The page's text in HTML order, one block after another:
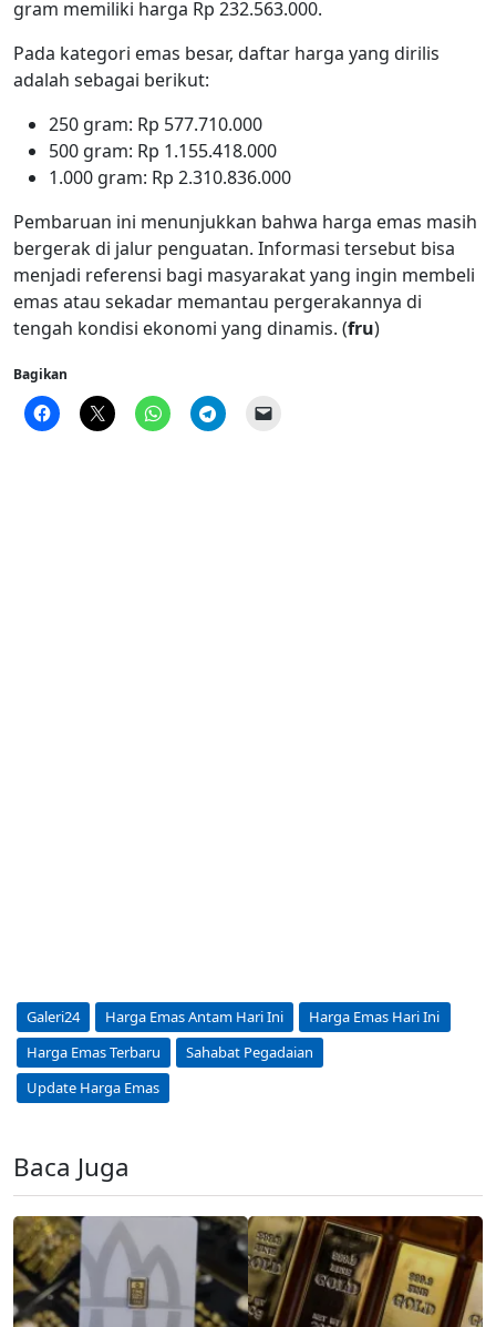
gram memiliki harga Rp 232.563.000.
Pada kategori emas besar, daftar harga yang dirilis
adalah sebagai berikut:
250 gram: Rp 577.710.000
500 gram: Rp 1.155.418.000
1.000 gram: Rp 2.310.836.000
Pembaruan ini menunjukkan bahwa harga emas masih
bergerak di jalur penguatan. Informasi tersebut bisa
menjadi referensi bagi masyarakat yang ingin membeli
emas atau sekadar memantau pergerakannya di
tengah kondisi ekonomi yang dinamis. (fru)
Bagikan
Galeri24 Harga Emas Antam Hari Ini
Harga Emas Hari Ini
Harga Emas Terbaru
Sahabat Pegadaian
Update Harga Emas
Baca Juga